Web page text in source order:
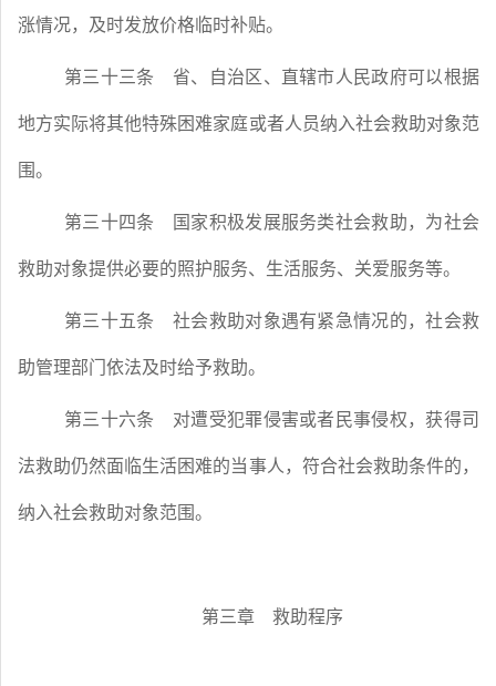
涨情况，及时发放价格临时补贴。
第三十三条 省、自治区、直辖市人民政府可以根据
地方实际将其他特殊困难家庭或者人员纳入社会救助对象范
围。
第三十四条 国家积极发展服务类社会救助，为社会
救助对象提供必要的照护服务、生活服务、关爱服务等。
第三十五条 社会救助对象遇有紧急情况的，社会救
助管理部门依法及时给予救助。
第三十六条 对遭受犯罪侵害或者民事侵权，获得司
法救助仍然面临生活困难的当事人，符合社会救助条件的，
纳入社会救助对象范围。
第三章 救助程序